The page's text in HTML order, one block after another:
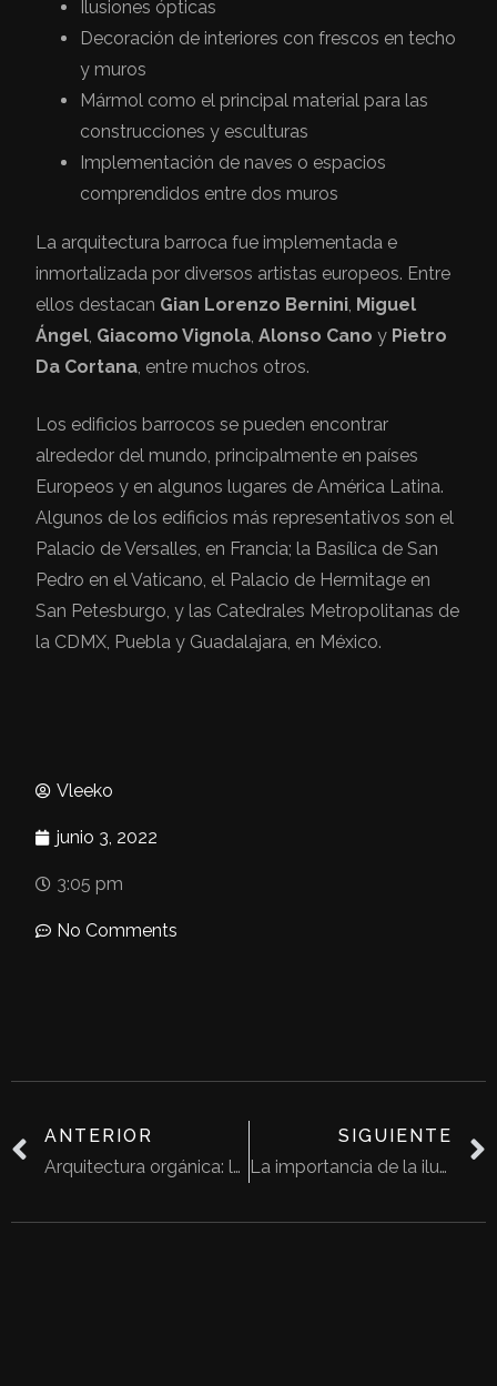
Ilusiones ópticas
Decoración de interiores con frescos en techo
y muros
Mármol como el principal material para las
construcciones y esculturas
Implementación de naves o espacios
comprendidos entre dos muros
La arquitectura barroca fue implementada e
inmortalizada por diversos artistas europeos. Entre
ellos destacan Gian Lorenzo Bernini Miguel
Ángel Giacomo Vignola Alonso Cano y Pietro
Da Cortana , entre muchos otros.
Los edificios barrocos se pueden encontrar
alrededor del mundo, principalmente en países
Europeos y en algunos lugares de América Latina.
Algunos de los edificios más representativos son el
Palacio de Versalles, en Francia; la Basílica de San
Pedro en el Vaticano, el Palacio de Hermitage en
San Petesburgo, y las Catedrales Metropolitanas de
la CDMX, Puebla y Guadalajara, en México.
Vleeko
junio 3, 2022
3:05 pm
No Comments
ANTERIOR
Arquitectura orgánica: la relación entre el humano y la naturaleza
SIGUIENTE
La importancia de la iluminación en el diseño de interiores